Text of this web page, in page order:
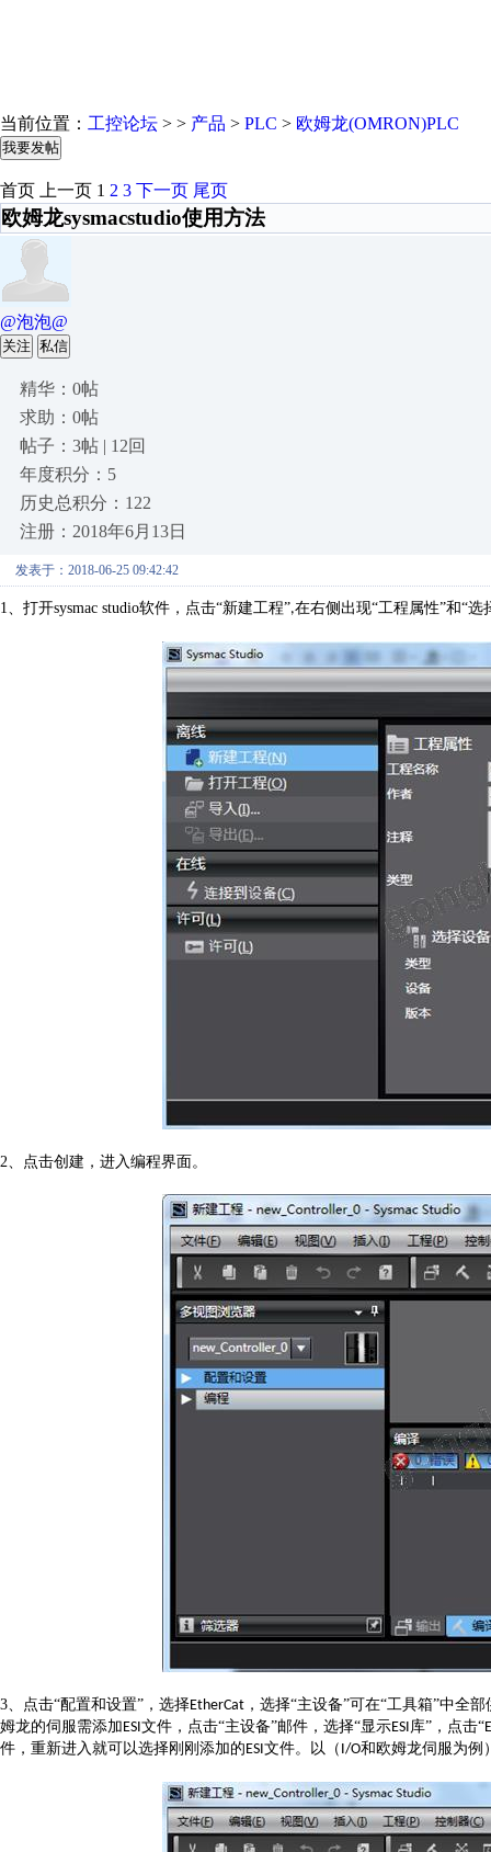
当前位置： 工控论坛 > > 产品 > PLC > 欧姆龙(OMRON)PLC
我要发帖
首页 上一页 1 2 3 下一页 尾页
欧姆龙sysmacstudio使用方法
@泡泡@
关注 私信
精华：0帖
求助：0帖
帖子：3帖 | 12回
年度积分：5
历史总积分：122
注册：2018年6月13日
发表于：2018-06-25 09:42:42
1、 打开sysmac studio软件，点击“新建工程”,在右侧出现“工程属性”和“
2、 点击创建，进入编程界面。
3、 点击“配置和设置”，选择EtherCat ，选择“主设备”可在“工具箱”中全
姆龙的伺服需添加ESI文件，点击“主设备”邮件，选择“显示ESI库”，点击“
件，重新进入就可以选择刚刚添加的ESI文件。以（ I/O和欧姆龙伺服为例